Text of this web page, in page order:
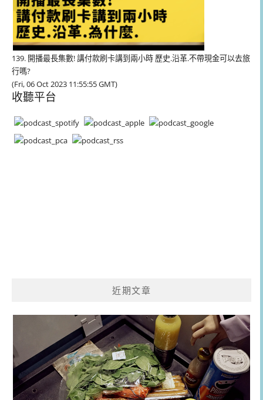
139. 開播最長集數! 講付款刷卡講到兩小時 歷史.沿革.不帶現金可以去旅
行嗎?
(Fri, 06 Oct 2023 11:55:55 GMT)
收聽平台
近期文章